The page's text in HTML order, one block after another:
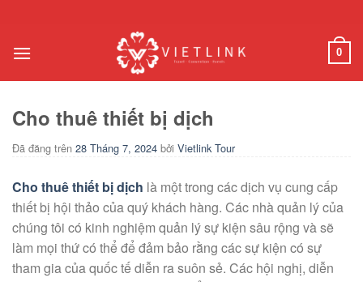
nội
0
Cho thuê thiết bị dịch
Đã đăng trên 28 Tháng 7, 2024 bởi Vietlink Tour
Cho thuê thiết bị dịch là một trong các dịch vụ cung cấp
thiết bị hội thảo của quý khách hàng. Các nhà quản lý của
chúng tôi có kinh nghiệm quản lý sự kiện sâu rộng và sẽ
làm mọi thứ có thể để đảm bảo rằng các sự kiện có sự
tham gia của quốc tế diễn ra suôn sẻ. Các hội nghị, diễn